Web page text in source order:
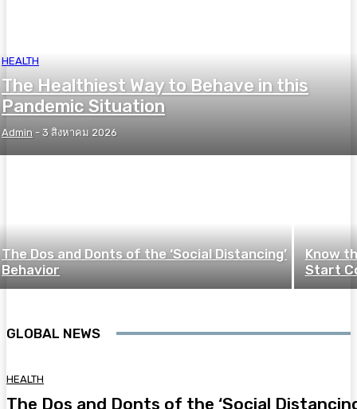
HEALTH
The Healthiest Way to Behave in this
Pandemic Situation
Admin - 3 สิงหาคม 2026
The Dos and Donts of the ‘Social Distancing’
Behavior
Know
Start
GLOBAL NEWS
HEALTH
The Dos and Donts of the ‘Social